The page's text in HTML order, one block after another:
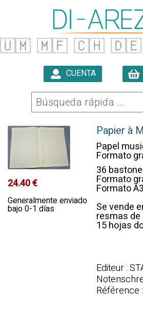
🇺🇲 🇲🇫 🇨🇭 🇩🇪
CUENTA
24.40 €
Generalmente enviado
bajo 0-1 días
Papier à
Papel
Formato
36
Formato
Formato A3
Se vende
resmas
15 hojas
Editeur :
Référence